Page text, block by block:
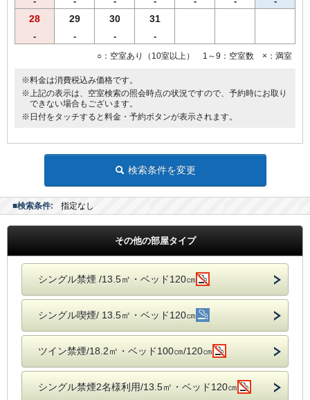
円）
◆◆◆客室のご案内◆◆◆
●Wi-Fi・有線ＬＡＮ完備
●洗浄機付きトイレ完備
●枕元にUSBコンセント設置
●バゲージラック設置
●薄型液晶テレビ
●電気スタンド
28
-
29
-
30
-
31
-
○：空室あり（10室以上） 1～9：空室数 ×：満室
※料金は消費税込み価格です。
※上記の表示は、空室検索の照会時点の状況ですので、予約時にお取り
できない場合もございます。
※日付をタッチすると料金・予約ボタンが表示されます。
検索条件を変更
■検索条件: 指定なし
その他の部屋タイプ
シングル禁煙 /13.5㎡・ベッド120㎝
シングル喫煙/ 13.5㎡・ベッド120㎝
ツイン禁煙/18.2㎡・ベッド100㎝/120㎝
シングル禁煙2名様利用/13.5㎡・ベッド120㎝